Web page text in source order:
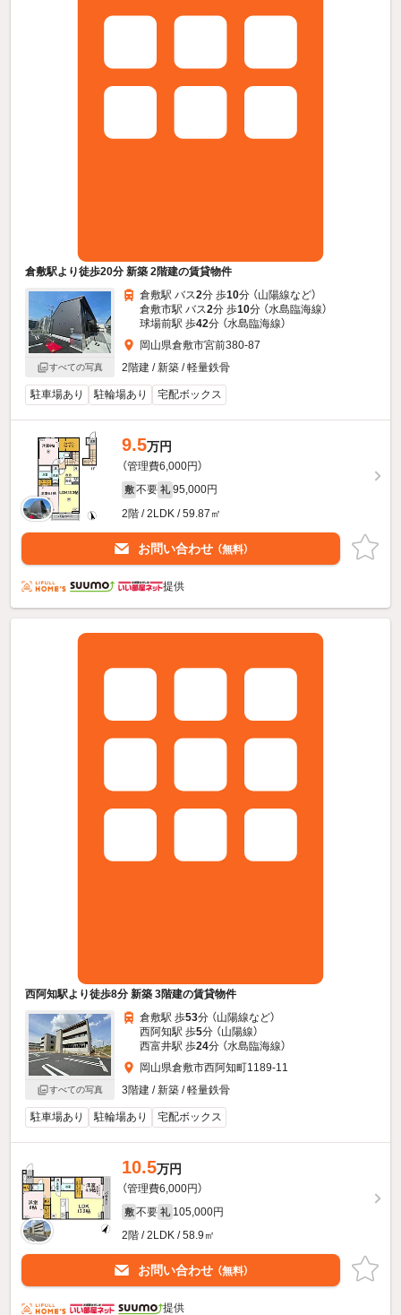
倉敷駅より徒歩20分 新築 2階建の賃貸物件
すべての写真
倉敷駅 バス2分 歩10分 （山陽線など）
倉敷市駅 バス2分 歩10分 （水島臨海線）
球場前駅 歩42分 （水島臨海線）
岡山県倉敷市宮前380-87
2階建 / 新築 / 軽量鉄骨
駐車場あり 駐輪場あり 宅配ボックス
9.5万円
（管理費6,000円）
敷 不要 礼 95,000円
2階 / 2LDK / 59.87㎡
お問い合わせ （無料）
提供
西阿知駅より徒歩8分 新築 3階建の賃貸物件
すべての写真
倉敷駅 歩53分 （山陽線など）
西阿知駅 歩5分 （山陽線）
西富井駅 歩24分 （水島臨海線）
岡山県倉敷市西阿知町1189-11
3階建 / 新築 / 軽量鉄骨
駐車場あり 駐輪場あり 宅配ボックス
10.5万円
（管理費6,000円）
敷 不要 礼 105,000円
2階 / 2LDK / 58.9㎡
お問い合わせ （無料）
提供